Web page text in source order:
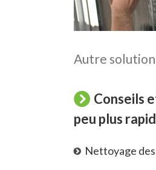
Autre solution
Conseils
peu plus
Nettoyage